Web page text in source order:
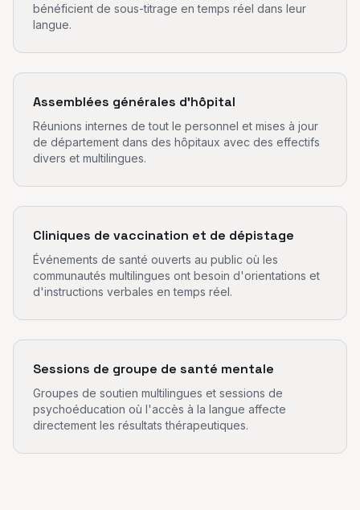
bénéficient de sous-titrage en temps réel dans leur
langue.
Assemblées générales d'hôpital
Réunions internes de tout le personnel et mises à jour
de département dans des hôpitaux avec des effectifs
divers et multilingues.
Cliniques de vaccination et de dépistage
Événements de santé ouverts au public où les
communautés multilingues ont besoin d'orientations et
d'instructions verbales en temps réel.
Sessions de groupe de santé mentale
Groupes de soutien multilingues et sessions de
psychoéducation où l'accès à la langue affecte
directement les résultats thérapeutiques.